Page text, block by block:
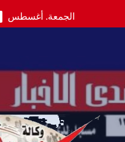
to
الجمعة. أغسطس 7th, 2026